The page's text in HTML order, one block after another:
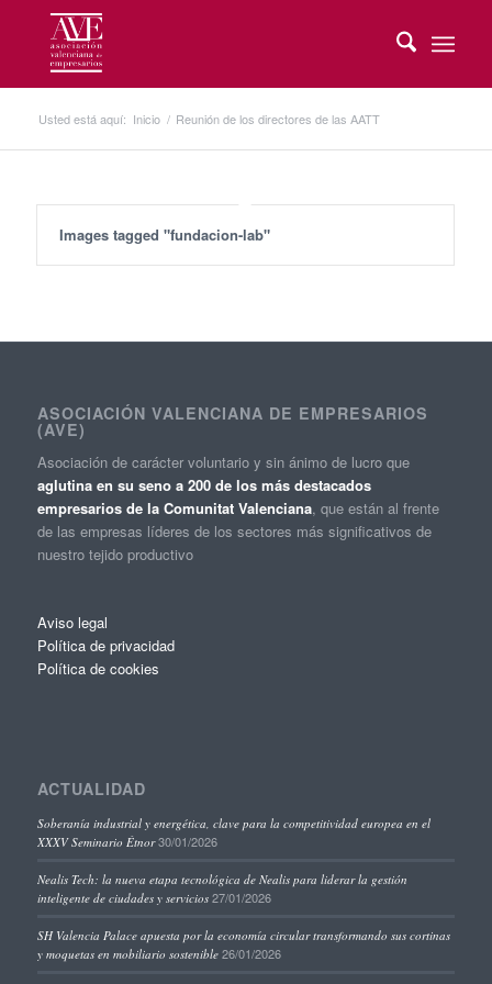
Usted está aquí: Inicio / Reunión de los directores de las AATT
Images tagged "fundacion-lab"
ASOCIACIÓN VALENCIANA DE EMPRESARIOS
(AVE)
Asociación de carácter voluntario y sin ánimo de lucro que
aglutina en su seno a 200 de los más destacados
empresarios de la Comunitat Valenciana, que están al frente
de las empresas líderes de los sectores más significativos de
nuestro tejido productivo
Aviso legal
Política de privacidad
Política de cookies
ACTUALIDAD
Soberanía industrial y energética, clave para la competitividad europea en el
XXXV Seminario Étnor 30/01/2026
Nealis Tech: la nueva etapa tecnológica de Nealis para liderar la gestión
inteligente de ciudades y servicios 27/01/2026
SH Valencia Palace apuesta por la economía circular transformando sus cortinas
y moquetas en mobiliario sostenible 26/01/2026